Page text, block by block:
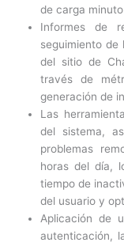
de carga
Informes de
seguimiento
del sitio de
través de
generación de
Las
del sistema,
problemas
horas del día,
tiempo de
del usuario y
Aplicación de
autenticación,